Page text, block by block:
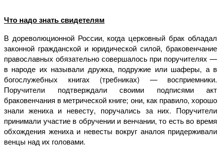
Что надо знать свидетелям
В дореволюционной России, когда церковный брак обладал
законной гражданской и юридической силой, браковенчание
православных обязательно совершалось при поручителях —
в народе их называли дружка, подружие или шаферы, а в
богослужебных книгах (требниках) — восприемники.
Поручители подтверждали своими подписями акт
браковенчания в метрической книге; они, как правило, хорошо
знали жениха и невесту, поручались за них. Поручители
принимали участие в обручении и венчании, то есть во время
обхождения жениха и невесты вокруг аналоя придерживали
венцы над их головами.